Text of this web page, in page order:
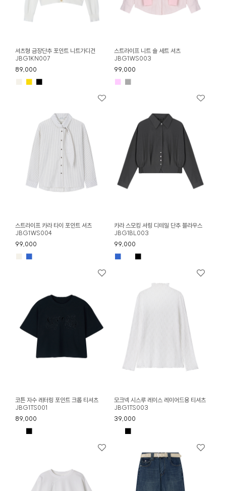
셔츠형 금장단추 포인트 니트가디건
JBG1KN007
89,000
■ ■
스트라이프 니트 숄 세트 셔츠
JBG1WS003
99,000
■ ■
스트라이프 카라 타이 포인트 셔츠
JBG1WS004
99,000
■
카라 스모킹 셔링 디테일 단추 블라우스
JBG1BL003
99,000
■ ■
코튼 자수 레터링 포인트 크롭 티셔츠
JBG1TS001
89,000
■
모크넥 시스루 레이스 레이어드용 티셔츠
JBG1TS003
39,000
■